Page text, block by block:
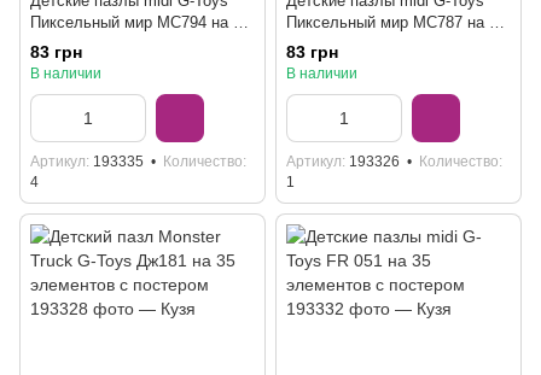
Пиксельный мир MC794 на 35
элементов с постером
83 грн
В наличии
Артикул 193335
Количество
4
Пиксельный мир MC787 на 35
элементов с постером
83 грн
В наличии
Артикул 193326
Количество
1